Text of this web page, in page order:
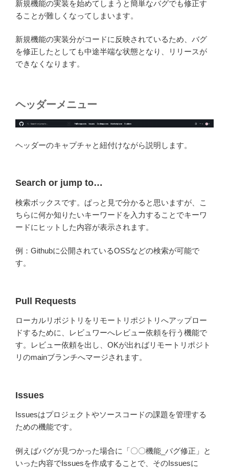
新規機能の実装を始めてしまうと簡単なバグでも修正す
ることが難しくなってしまいます。
新規機能の実装分がコードに反映されているため、バグ
を修正したとしても中途半端な状態となり、リリースが
できなくなります。
ヘッダーメニュー
ヘッダーのキャプチャと紐付けながら説明します。
Search or jump to…
検索ボックスです。ぱっと見で分かると思いますが、こ
ちらに何か知りたいキーワードを入力することでキーワ
ードにヒットした内容が表示されます。
例：Githubに公開されているOSSなどの検索が可能で
す。
Pull Requests
ローカルリポジトリをリモートリポジトリへアップロー
ドするために、レビュワーへレビュー依頼を行う機能で
す。レビュー依頼を出し、OKが出ればリモートリポジト
リのmainブランチへマージされます。
Issues
Issuesはプロジェクトやソースコードの課題を管理する
ための機能です。
例えばバグが見つかった場合に「〇〇機能_バグ修正」と
いった内容でIssuesを作成することで、そのIssuesに